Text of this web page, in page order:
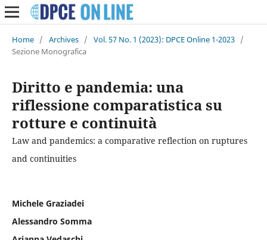
Home / Archives / Vol. 57 No. 1 (2023): DPCE Online 1-2023 /
Sezione Monografica
Diritto e pandemia: una
riflessione comparatistica su
rotture e continuità
Law and pandemics: a comparative reflection on ruptures
and continuities
Michele Graziadei
Alessandro Somma